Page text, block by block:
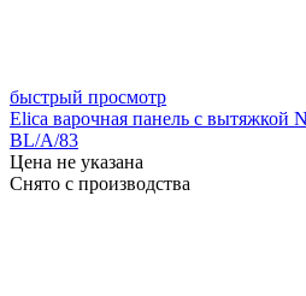
быстрый просмотр
Elica варочная панель с
BL/A/83
Цена не указана
Снято с производства